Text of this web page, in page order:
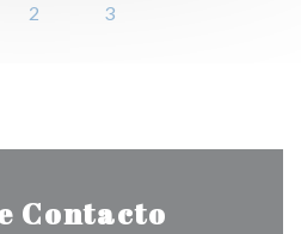
2 3
Contacto